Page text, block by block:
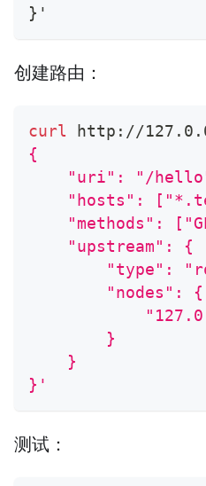
} '
创建路由：
curl http://
{
"uri": "/
"hosts":
"methods":
    "upstream": {
"type":
        "nodes": {
        }
    }
}'
测试：